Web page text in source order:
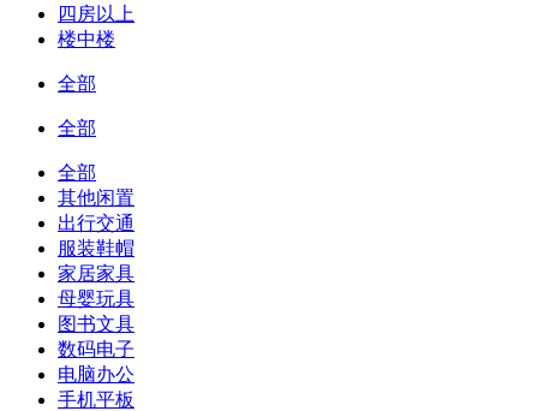
四房以上
楼中楼
全部
全部
全部
其他闲置
出行交通
服装鞋帽
家居家具
母婴玩具
图书文具
数码电子
电脑办公
手机平板